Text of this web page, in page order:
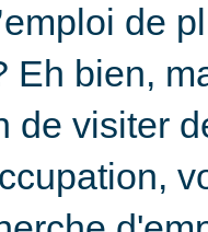
de
Eh bien,
de visiter